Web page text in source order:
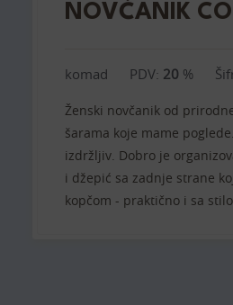
NOVČANIK
komad PDV: 20 %
Ženski novčanik od
šarama koje mame
izdržljiv. Dobro je
i džepić sa zadnje strane
kopčom - praktično i sa